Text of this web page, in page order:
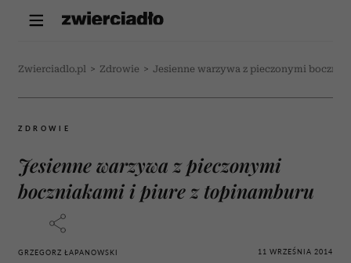
Zwierciadlo.pl > Zdrowie > Jesienne warzywa z pieczonymi
ZDROWIE
Jesienne warzywa z pieczonymi
boczniakami i piure z topinamburu
GRZEGORZ ŁAPANOWSKI 11 WRZEŚNIA 2014